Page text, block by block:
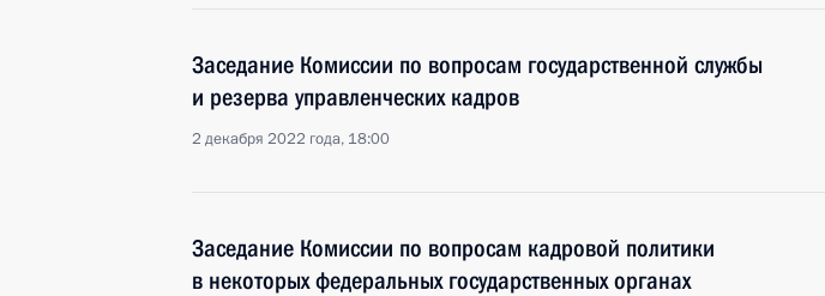
Заседание Комиссии по вопросам государственной службы
и резерва управленческих кадров
2 декабря 2022 года, 18:00
Заседание Комиссии по вопросам кадровой политики
в некоторых федеральных государственных органах